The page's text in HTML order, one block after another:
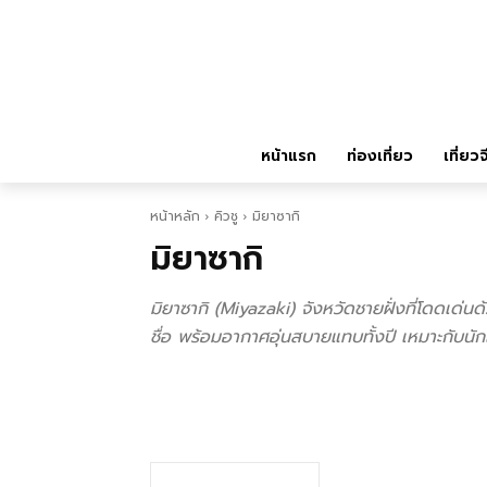
หน้าแรก ท่องเที่ยว เที่ยว
หน้าหลัก คิวชู มิยาซากิ
มิยาซากิ
มิยาซากิ (Miyazaki) จังหวัดชายฝั่งที่โดดเด่นด้
ชื่อ พร้อมอากาศอุ่นสบายแทบทั้งปี เหมาะกับนั